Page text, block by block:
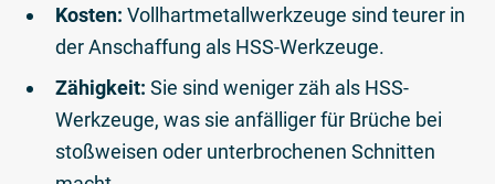
Kosten: Vollhartmetallwerkzeuge sind teurer in
der Anschaffung als HSS-Werkzeuge.
Zähigkeit: Sie sind weniger zäh als HSS-
Werkzeuge, was sie anfälliger für Brüche bei
stoßweisen oder unterbrochenen Schnitten